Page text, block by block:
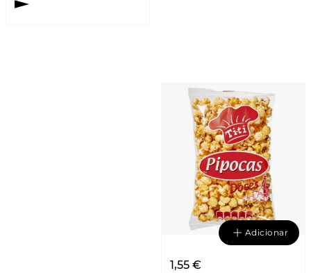
Adicionar
1,55 €